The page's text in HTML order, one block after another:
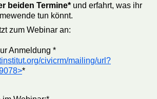
beiden Termine* und erfahrt, was ihr
tun könnt.
zum Webinar an:
Anmeldung *
civicrm/mailing/url?
*